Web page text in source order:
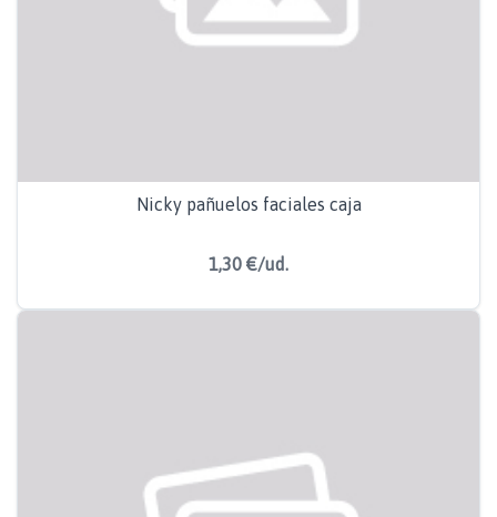
Nicky pañuelos faciales caja
1,30 €/ud.